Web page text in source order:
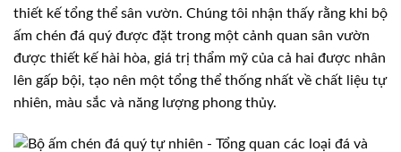
thiết kế tổng thể sân vườn. Chúng tôi nhận thấy rằng khi bộ
ấm chén đá quý được đặt trong một cảnh quan sân vườn
được thiết kế hài hòa, giá trị thẩm mỹ của cả hai được nhân
lên gấp bội, tạo nên một tổng thể thống nhất về chất liệu tự
nhiên, màu sắc và năng lượng phong thủy.